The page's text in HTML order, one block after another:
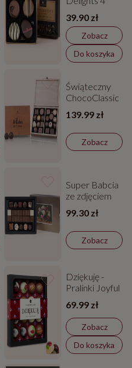
39.90 zł
Zobacz
Do koszyka
Świąteczny
ChocoClassic
139.99 zł
Zobacz
Super Babcia
ze zdjęciem
99.30 zł
Zobacz
Dziękuję -
Pralinki Joyful
69.99 zł
Zobacz
Do koszyka